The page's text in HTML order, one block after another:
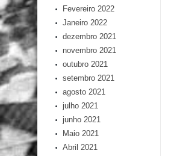
Fevereiro 2022
Janeiro 2022
dezembro 2021
novembro 2021
outubro 2021
setembro 2021
agosto 2021
julho 2021
junho 2021
Maio 2021
Abril 2021